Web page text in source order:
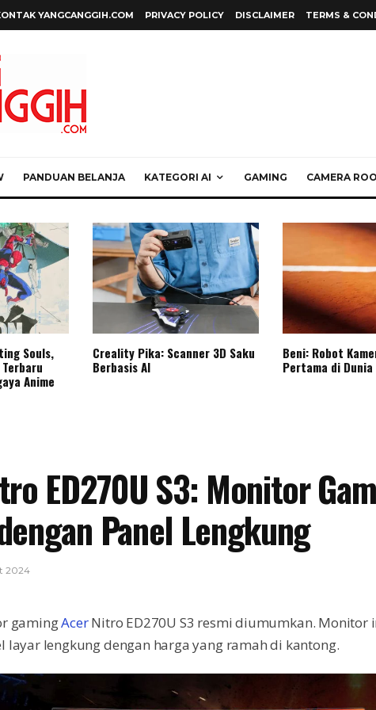
YANGCANGGIH.COM PRIVACY POLICY DISCLAIMER TERMS &
PANDUAN BELANJA KATEGORI AI GAMING CAMERA
Souls,
Anime
Creality Pika: Scanner 3D Saku
Berbasis AI
Beni: Robot
Pertama di Dunia
ED270U S3: Monitor
Panel Lengkung
2024
gamingAcerNitro ED270U S3 resmi diumumkan. Monitor
layar lengkung dengan harga yang ramah di kantong.